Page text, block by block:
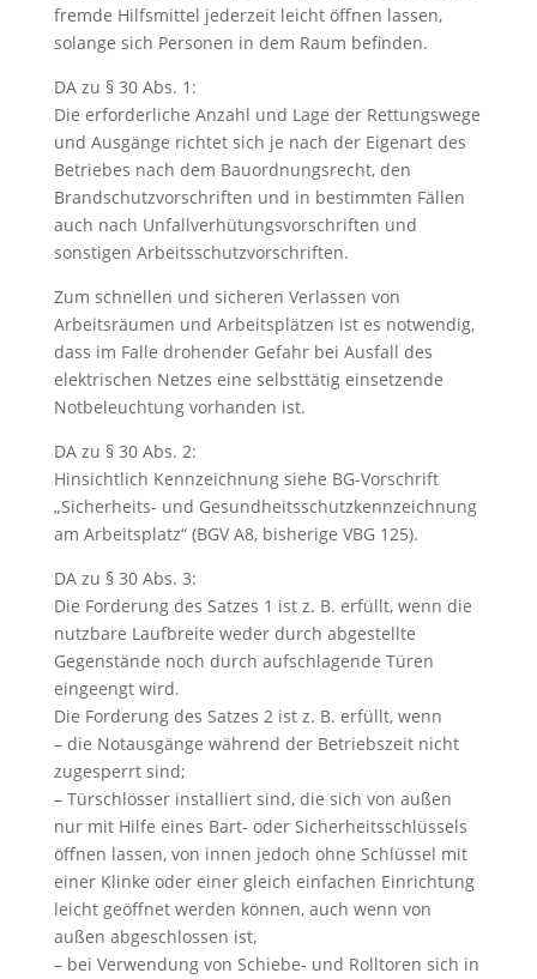
fremde Hilfsmittel jederzeit leicht öffnen lassen,
solange sich Personen in dem Raum befinden.
DA zu § 30 Abs. 1:
Die erforderliche Anzahl und Lage der Rettungswege
und Ausgänge richtet sich je nach der Eigenart des
Betriebes nach dem Bauordnungsrecht, den
Brandschutzvorschriften und in bestimmten Fällen
auch nach Unfallverhütungsvorschriften und
sonstigen Arbeitsschutzvorschriften.
Zum schnellen und sicheren Verlassen von
Arbeitsräumen und Arbeitsplätzen ist es notwendig,
dass im Falle drohender Gefahr bei Ausfall des
elektrischen Netzes eine selbsttätig einsetzende
Notbeleuchtung vorhanden ist.
DA zu § 30 Abs. 2:
Hinsichtlich Kennzeichnung siehe BG-Vorschrift
„Sicherheits- und Gesundheitsschutzkennzeichnung
am Arbeitsplatz“ (BGV A8, bisherige VBG 125).
DA zu § 30 Abs. 3:
Die Forderung des Satzes 1 ist z. B. erfüllt, wenn die
nutzbare Laufbreite weder durch abgestellte
Gegenstände noch durch aufschlagende Türen
eingeengt wird.
Die Forderung des Satzes 2 ist z. B. erfüllt, wenn
– die Notausgänge während der Betriebszeit nicht
zugesperrt sind;
– Türschlösser installiert sind, die sich von außen
nur mit Hilfe eines Bart- oder Sicherheitsschlüssels
öffnen lassen, von innen jedoch ohne Schlüssel mit
einer Klinke oder einer gleich einfachen Einrichtung
leicht geöffnet werden können, auch wenn von
außen abgeschlossen ist,
– bei Verwendung von Schiebe- und Rolltoren sich in